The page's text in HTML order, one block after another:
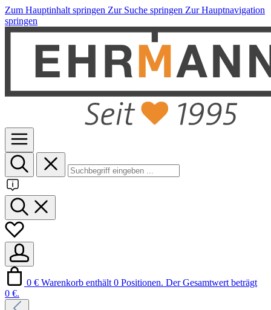
Zum Hauptinhalt springen Zur Suche springen Zur Hauptnavigation
springen
0 € Warenkorb enthält 0 Positionen. Der Gesamtwert beträgt
0 €.